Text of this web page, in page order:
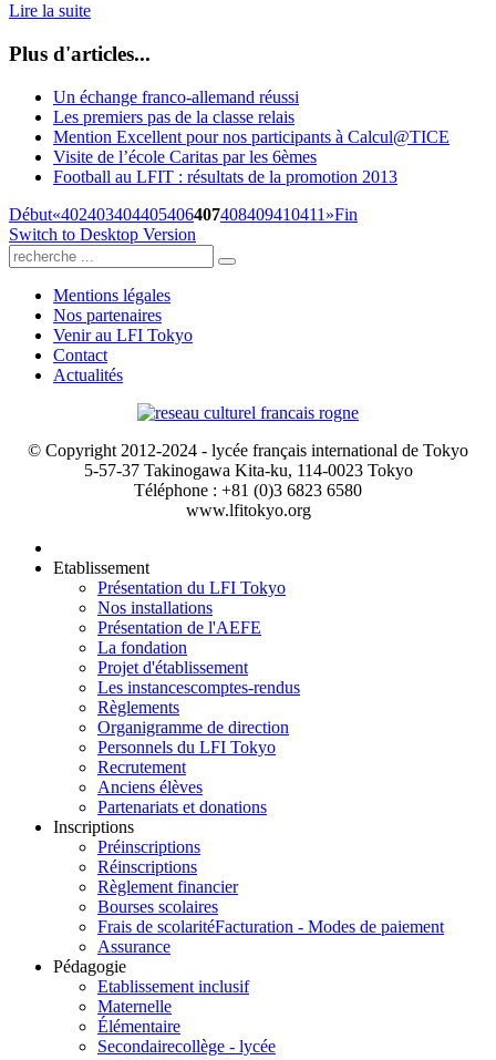
Lire la suite
Plus d'articles...
Un échange franco-allemand réussi
Les premiers pas de la classe relais
Mention Excellent pour nos participants à Calcul@TICE
Visite de l’école Caritas par les 6èmes
Football au LFIT : résultats de la promotion 2013
Début«402403404405406407408409410411 »Fin
Switch to Desktop Version
Mentions légales
Nos partenaires
Venir au LFI Tokyo
Contact
Actualités
© Copyright 2012-2024 - lycée français international de Tokyo
5-57-37 Takinogawa Kita-ku, 114-0023 Tokyo
Téléphone : +81 (0)3 6823 6580
www.lfitokyo.org
Etablissement
Présentation du LFI Tokyo
Nos installations
Présentation de l'AEFE
La fondation
Projet d'établissement
Les instancescomptes-rendus
Règlements
Organigramme de direction
Personnels du LFI Tokyo
Recrutement
Anciens élèves
Partenariats et donations
Inscriptions
Préinscriptions
Réinscriptions
Règlement financier
Bourses scolaires
Frais de scolaritéFacturation - Modes de paiement
Assurance
Pédagogie
Etablissement inclusif
Maternelle
Élémentaire
Secondairecollège - lycée